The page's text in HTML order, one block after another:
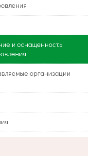
и оснащенность
организации